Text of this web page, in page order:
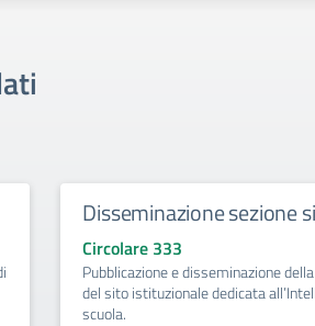
Disseminazione sezione
Circolare 333
Pubblicazione e disseminazione
del sito istituzionale dedicata
scuola.